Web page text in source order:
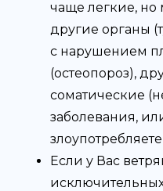
чаще легкие, но
другие органы
с нарушением
(остеопороз),
соматические
заболевания,
Если у Вас